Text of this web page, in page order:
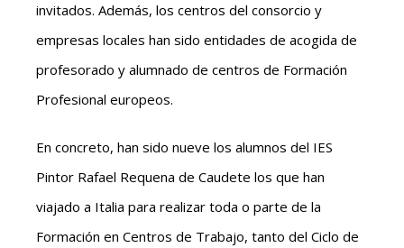
invitados. Además, los centros del consorcio y
empresas locales han sido entidades de acogida de
profesorado y alumnado de centros de Formación
Profesional europeos.
En concreto, han sido nueve los alumnos del IES
Pintor Rafael Requena de Caudete los que han
viajado a Italia para realizar toda o parte de la
Formación en Centros de Trabajo, tanto del Ciclo de